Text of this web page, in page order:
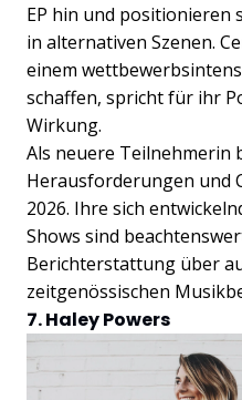
EP hin und positionieren
in alternativen Szenen.
einem
schaffen, spricht für ihr
Wirkung.
Als neuere Teilnehmerin
Herausforderungen und
2026. Ihre sich
Shows sind
Berichterstattung über
zeitgenössischen
7. Haley Powers